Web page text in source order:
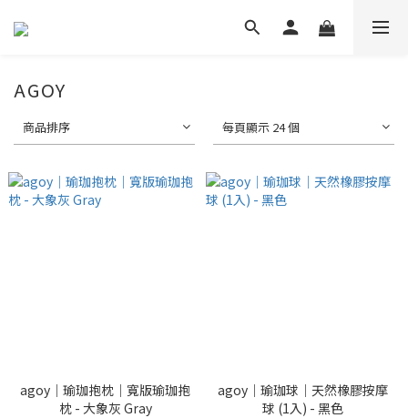
AGOY
商品排序 每頁顯示 24 個
agoy｜瑜珈抱枕｜寬版瑜珈抱
枕 - 大象灰 Gray
agoy｜瑜珈球｜天然橡膠按摩
球 (1入) - 黑色